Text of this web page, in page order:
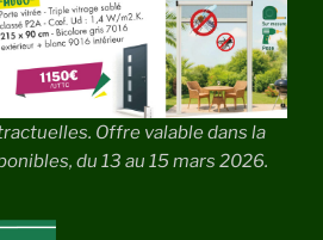
Offre valable dans la
du 13 au 15 mars 2026.